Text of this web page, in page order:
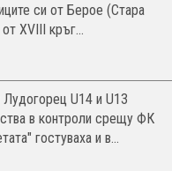
си от Берое (Стара
XVIII кръг...
U14 и U13
в контроли срещу ФК
гостуваха и в...